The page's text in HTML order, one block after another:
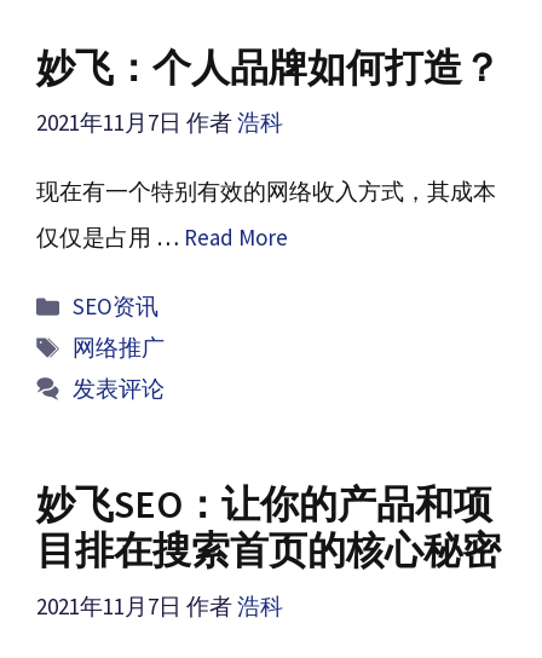
妙飞：个人品牌如何打造？
2021年11月7日 作者浩科
现在有一个特别有效的网络收入方式，其成本
仅仅是占用 … Read More
分
类
SEO资讯
标
签
网络推广
发表评论
妙飞SEO：让你的产品和项
目排在搜索首页的核心秘密
2021年11月7日 作者浩科